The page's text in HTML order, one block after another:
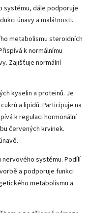
systému, dále podporuje
únavy a malátnosti.
metabolismu steroidních
k normálnímu
Zajišťuje normální
kyselin a proteinů. Je
a lipidů. Participuje na
k regulaci hormonální
červených krvinek.
systému. Podílí
a podporuje funkci
metabolismu a